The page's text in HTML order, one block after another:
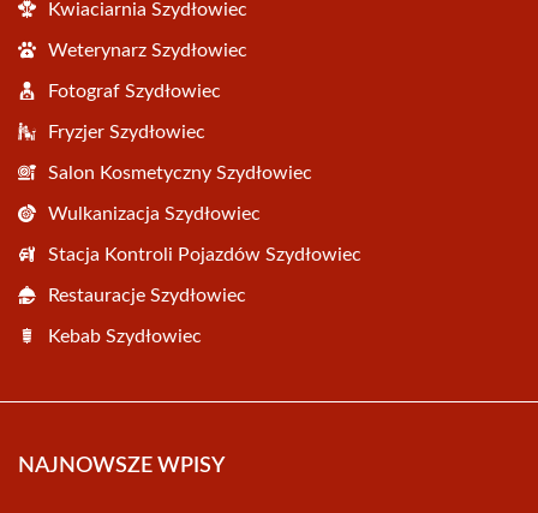
Kwiaciarnia Szydłowiec
Weterynarz Szydłowiec
Fotograf Szydłowiec
Fryzjer Szydłowiec
Salon Kosmetyczny Szydłowiec
Wulkanizacja Szydłowiec
Stacja Kontroli Pojazdów Szydłowiec
Restauracje Szydłowiec
Kebab Szydłowiec
NAJNOWSZE WPISY